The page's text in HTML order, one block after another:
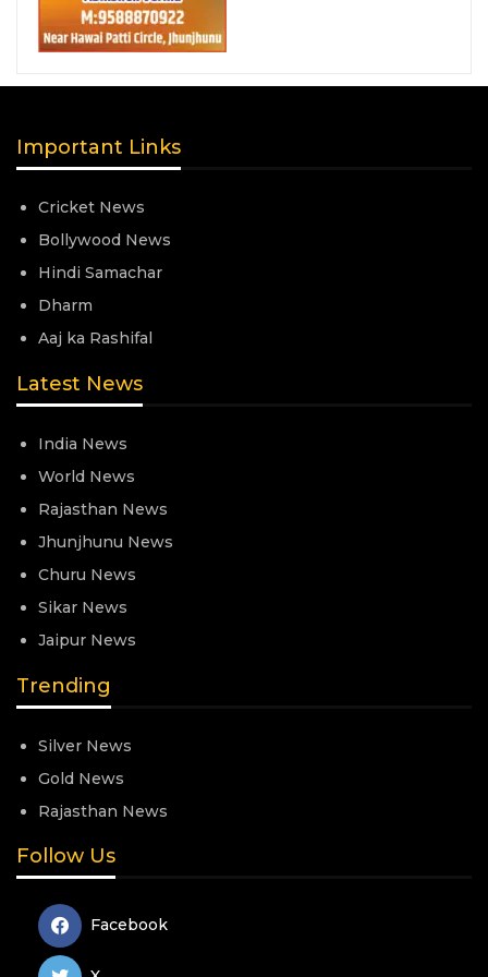
Important Links
Cricket News
Bollywood News
Hindi Samachar
Dharm
Aaj ka Rashifal
Latest News
India News
World News
Rajasthan News
Jhunjhunu News
Churu News
Sikar News
Jaipur News
Trending
Silver News
Gold News
Rajasthan News
Follow Us
Facebook